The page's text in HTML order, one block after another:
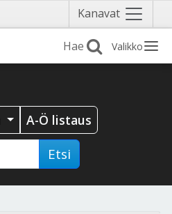
Kanavat Näytä
valikko
Valikko
A-Ö listaus
Etsi